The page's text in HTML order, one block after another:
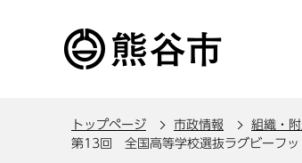
トップページ 市政情報 組織・
第13回 全国高等学校選抜ラグビーフッ